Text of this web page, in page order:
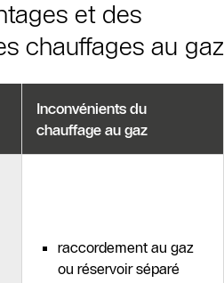
et des
chauffages au gaz
Inconvénients du
chauffage au gaz
raccordement au gaz
ou réservoir séparé